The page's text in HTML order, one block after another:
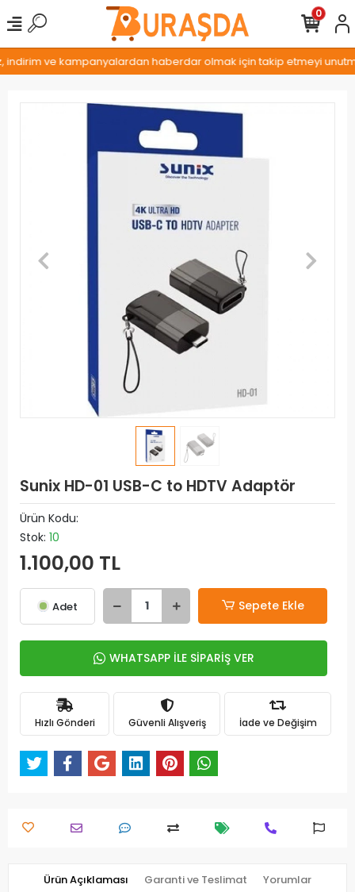
ve kampanyalardan haberdar olmak için takip etmeyi
0
Sunix HD-01 USB-C to HDTV Adaptör
Ürün Kodu:
Stok: 10
1.100,00 TL
Adet Sepete Ekle
WHATSAPP İLE SİPARİŞ VER
Hızlı Gönderi Güvenli Alışveriş İade ve Değişim
Ürün Açıklaması Garanti ve Teslimat Yorumlar